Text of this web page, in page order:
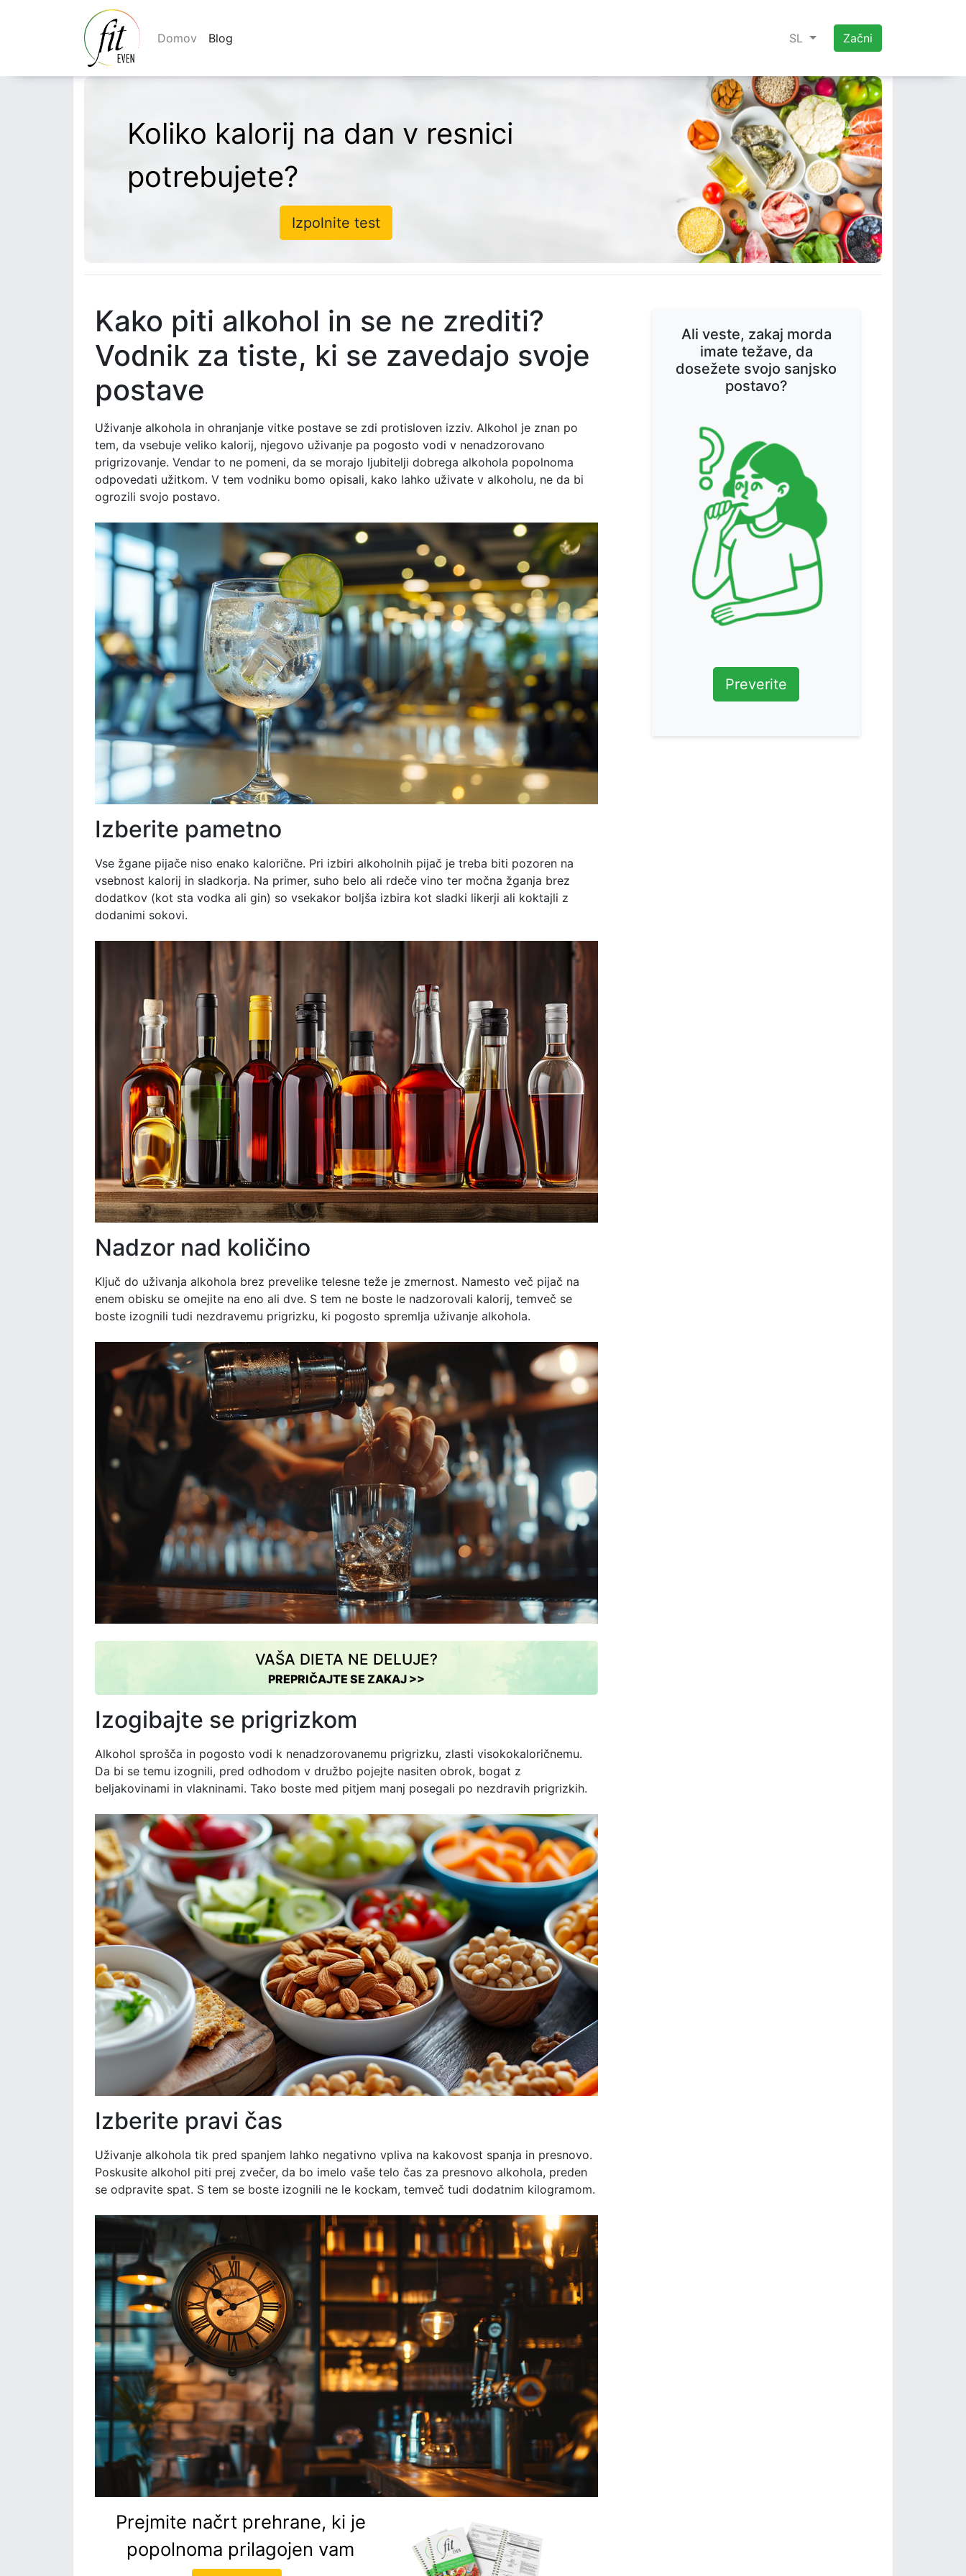
Domov Blog SL Začni
Koliko kalorij na dan v resnici
potrebujete?
Izpolnite test
Kako piti alkohol in se ne zrediti?
Vodnik za tiste, ki se zavedajo svoje
postave
Uživanje alkohola in ohranjanje vitke postave se zdi protisloven izziv. Alkohol je znan po
tem, da vsebuje veliko kalorij, njegovo uživanje pa pogosto vodi v nenadzorovano
prigrizovanje. Vendar to ne pomeni, da se morajo ljubitelji dobrega alkohola popolnoma
odpovedati užitkom. V tem vodniku bomo opisali, kako lahko uživate v alkoholu, ne da bi
ogrozili svojo postavo.
Izberite pametno
Vse žgane pijače niso enako kalorične. Pri izbiri alkoholnih pijač je treba biti pozoren na
vsebnost kalorij in sladkorja. Na primer, suho belo ali rdeče vino ter močna žganja brez
dodatkov (kot sta vodka ali gin) so vsekakor boljša izbira kot sladki likerji ali koktajli z
dodanimi sokovi.
Nadzor nad količino
Ključ do uživanja alkohola brez prevelike telesne teže je zmernost. Namesto več pijač na
enem obisku se omejite na eno ali dve. S tem ne boste le nadzorovali kalorij, temveč se
boste izognili tudi nezdravemu prigrizku, ki pogosto spremlja uživanje alkohola.
VAŠA DIETA NE DELUJE?
PREPRIČAJTE SE ZAKAJ >>
Izogibajte se prigrizkom
Alkohol sprošča in pogosto vodi k nenadzorovanemu prigrizku, zlasti visokokaloričnemu.
Da bi se temu izognili, pred odhodom v družbo pojejte nasiten obrok, bogat z
beljakovinami in vlakninami. Tako boste med pitjem manj posegali po nezdravih prigrizkih.
Izberite pravi čas
Uživanje alkohola tik pred spanjem lahko negativno vpliva na kakovost spanja in presnovo.
Poskusite alkohol piti prej zvečer, da bo imelo vaše telo čas za presnovo alkohola, preden
se odpravite spat. S tem se boste izognili ne le kockam, temveč tudi dodatnim kilogramom.
Prejmite načrt prehrane, ki je
popolnoma prilagojen vam
Ali veste, zakaj morda
imate težave, da
dosežete svojo sanjsko
postavo?
Preverite